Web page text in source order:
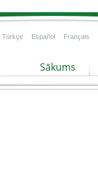
Türkçe Español Français
Sākums